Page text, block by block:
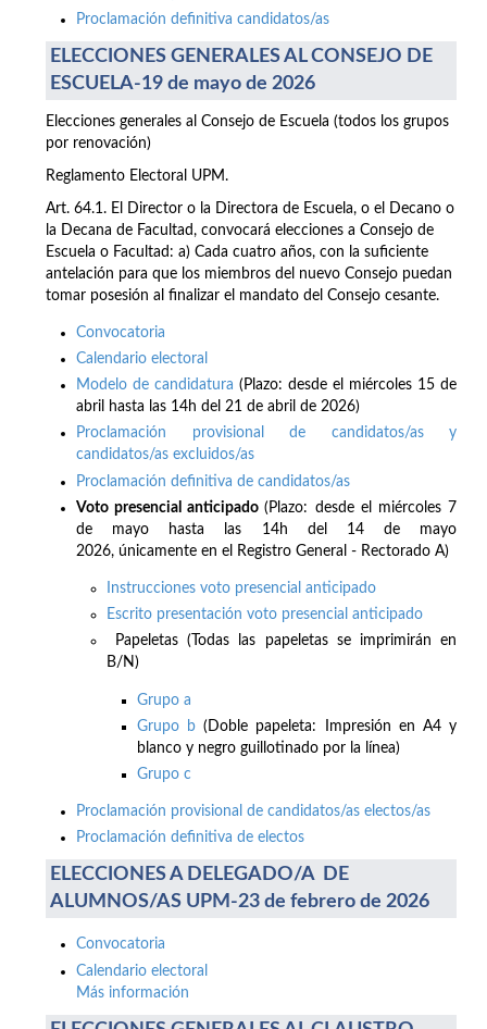
Proclamación definitiva candidatos/as
ELECCIONES GENERALES AL CONSEJO DE
ESCUELA-19 de mayo de 2026
Elecciones generales al Consejo de Escuela (todos los grupos
por renovación)
Reglamento Electoral UPM.
Art. 64.1. El Director o la Directora de Escuela, o el Decano o
la Decana de Facultad, convocará elecciones a Consejo de
Escuela o Facultad: a) Cada cuatro años, con la suficiente
antelación para que los miembros del nuevo Consejo puedan
tomar posesión al finalizar el mandato del Consejo cesante.
Convocatoria
Calendario electoral
Modelo de candidatura (Plazo: desde el miércoles 15 de
abril hasta las 14h del 21 de abril de 2026)
Proclamación provisional de candidatos/as y
candidatos/as excluidos/as
Proclamación definitiva de candidatos/as
Voto presencial anticipado(Plazo: desde el miércoles 7
de mayo hasta las 14h del 14 de mayo
2026, únicamente en el Registro General - Rectorado A)
Instrucciones voto presencial anticipado
Escrito presentación voto presencial anticipado
Papeletas (Todas las papeletas se imprimirán en
B/N)
Grupo a
Grupo b (Doble papeleta: Impresión en A4 y
blanco y negro guillotinado por la línea)
Grupo c
Proclamación provisional de candidatos/as electos/as
Proclamación definitiva de electos
ELECCIONES A DELEGADO/A DE
ALUMNOS/AS UPM-23 de febrero de 2026
Convocatoria
Calendario electoral
Más información